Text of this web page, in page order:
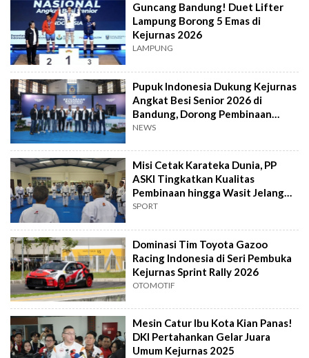
Guncang Bandung! Duet Lifter
Lampung Borong 5 Emas di
Kejurnas 2026
LAMPUNG
Pupuk Indonesia Dukung Kejurnas
Angkat Besi Senior 2026 di
Bandung, Dorong Pembinaan
Berkelanjutan
NEWS
Misi Cetak Karateka Dunia, PP
ASKI Tingkatkan Kualitas
Pembinaan hingga Wasit Jelang
Kejurnas
SPORT
Dominasi Tim Toyota Gazoo
Racing Indonesia di Seri Pembuka
Kejurnas Sprint Rally 2026
OTOMOTIF
Mesin Catur Ibu Kota Kian Panas!
DKI Pertahankan Gelar Juara
Umum Kejurnas 2025